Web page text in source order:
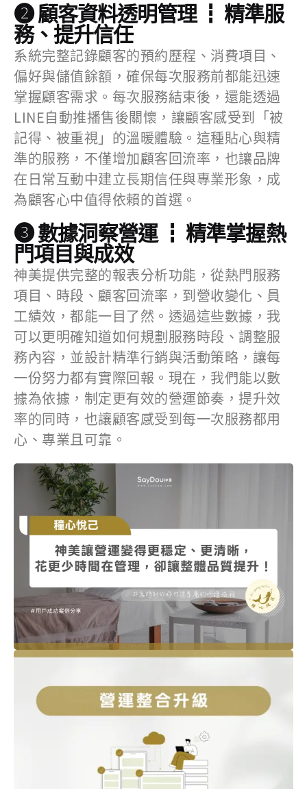
❷ 顧客資料透明管理 ┇ 精準服
務、提升信任
系統完整記錄顧客的預約歷程、消費項目、
偏好與儲值餘額，確保每次服務前都能迅速
掌握顧客需求。每次服務結束後，還能透過
LINE自動推播售後關懷，讓顧客感受到「被
記得、被重視」的溫暖體驗。這種貼心與精
準的服務，不僅增加顧客回流率，也讓品牌
在日常互動中建立長期信任與專業形象，成
為顧客心中值得依賴的首選。
❸ 數據洞察營運 ┇ 精準掌握熱
門項目與成效
神美提供完整的報表分析功能，從熱門服務
項目、時段、顧客回流率，到營收變化、員
工績效，都能一目了然。透過這些數據，我
可以更明確知道如何規劃服務時段、調整服
務內容，並設計精準行銷與活動策略，讓每
一份努力都有實際回報。現在，我們能以數
據為依據，制定更有效的營運節奏，提升效
率的同時，也讓顧客感受到每一次服務都用
心、專業且可靠。